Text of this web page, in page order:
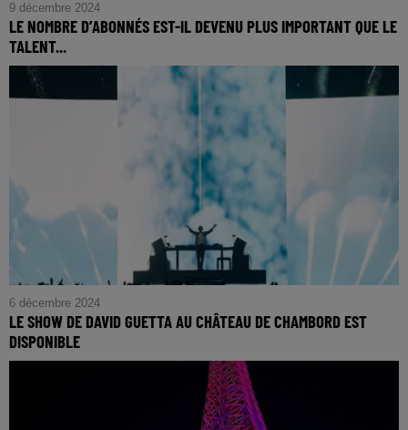
9 décembre 2024
LE NOMBRE D’ABONNÉS EST-IL DEVENU PLUS IMPORTANT QUE LE
TALENT...
6 décembre 2024
LE SHOW DE DAVID GUETTA AU CHÂTEAU DE CHAMBORD EST
DISPONIBLE